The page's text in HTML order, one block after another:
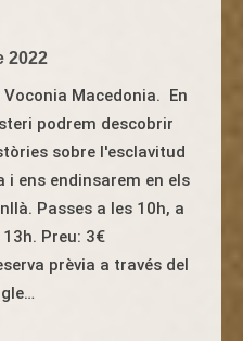
2022
Macedonia. En
podrem descobrir
sobre l'esclavitud
i ens endinsarem en els
Passes a les 10h, a
Preu: 3€
prèvia a través del